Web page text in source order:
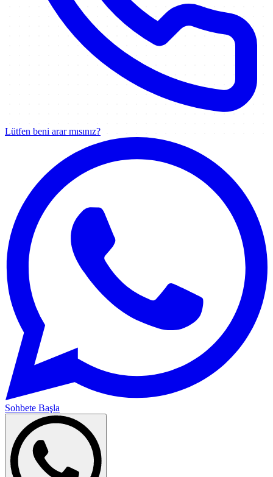
Lütfen beni arar mısınız?
Sohbete Başla